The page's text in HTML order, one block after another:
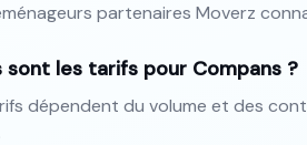
partenaires Moverz
sont les tarifs pour Compans ?
dépendent du volume et des